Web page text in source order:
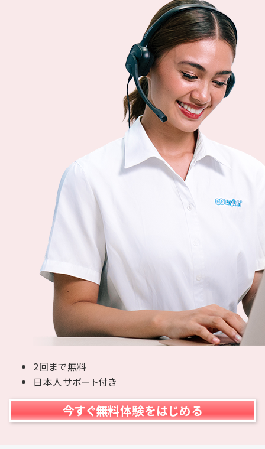
2回まで無料
日本人サポート付き
今すぐ無料体験をはじめる